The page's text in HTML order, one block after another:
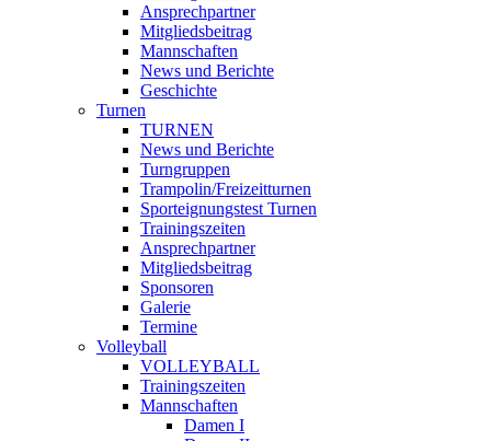
Ansprechpartner
Mitgliedsbeitrag
Mannschaften
News und Berichte
Geschichte
Turnen
TURNEN
News und Berichte
Turngruppen
Trampolin/Freizeitturnen
Sporteignungstest Turnen
Trainingszeiten
Ansprechpartner
Mitgliedsbeitrag
Sponsoren
Galerie
Termine
Volleyball
VOLLEYBALL
Trainingszeiten
Mannschaften
Damen I